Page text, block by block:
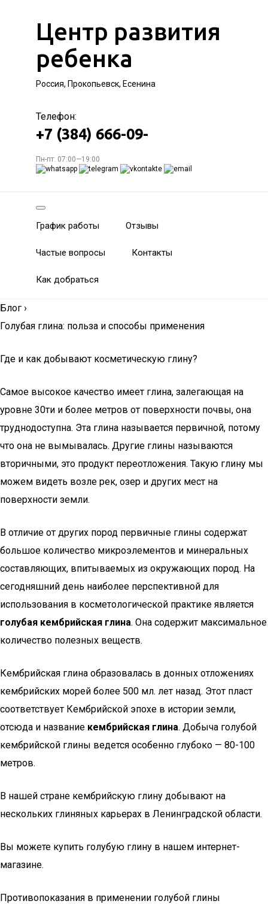
Центр развития
ребенка
Россия, Прокопьевск, Есенина
Телефон:
+7 (384) 666-09-
Пн-пт: 07:00—19:00
График работы Отзывы
Частые вопросы Контакты
Как добраться
Блог ›
Голубая глина: польза и способы применения
Где и как добывают косметическую глину?
Самое высокое качество имеет глина, залегающая на
уровне 30ти и более метров от поверхности почвы, она
труднодоступна. Эта глина называется первичной, потому
что она не вымывалась. Другие глины называются
вторичными, это продукт переотложения. Такую глину мы
можем видеть возле рек, озер и других мест на
поверхности земли.
В отличие от других пород первичные глины содержат
большое количество микроэлементов и минеральных
составляющих, впитываемых из окружающих пород. На
сегодняшний день наиболее перспективной для
использования в косметологической практике является
голубая кембрийская глина. Она содержит максимальное
количество полезных веществ.
Кембрийская глина образовалась в донных отложениях
кембрийских морей более 500 мл. лет назад. Этот пласт
соответствует Кембрийской эпохе в истории земли,
отсюда и название кембрийская глина. Добыча голубой
кембрийской глины ведется особенно глубоко — 80-100
метров.
В нашей стране кембрийскую глину добывают на
нескольких глиняных карьерах в Ленинградской области.
Вы можете купить голубую глину в нашем интернет-
магазине.
Противопоказания в применении голубой глины